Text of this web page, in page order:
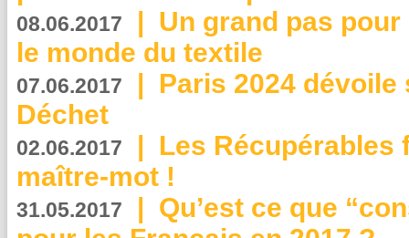
08.06.2017 | Un grand pas
le monde du textile
07.06.2017 | Paris 2024
Déchet
02.06.2017 | Les Récupérables
maître-mot !
31.05.2017 | Qu’est ce que